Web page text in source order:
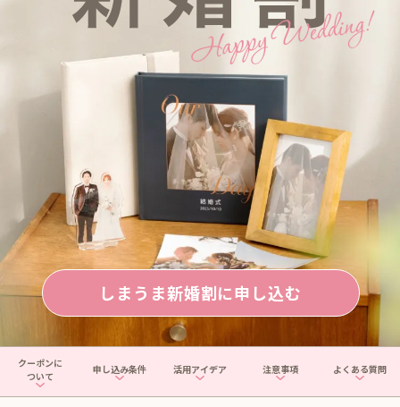
しまうま新婚割に申し込む
クーポンに
ついて
申し込み条件 活用アイデア 注意事項 よくある質問